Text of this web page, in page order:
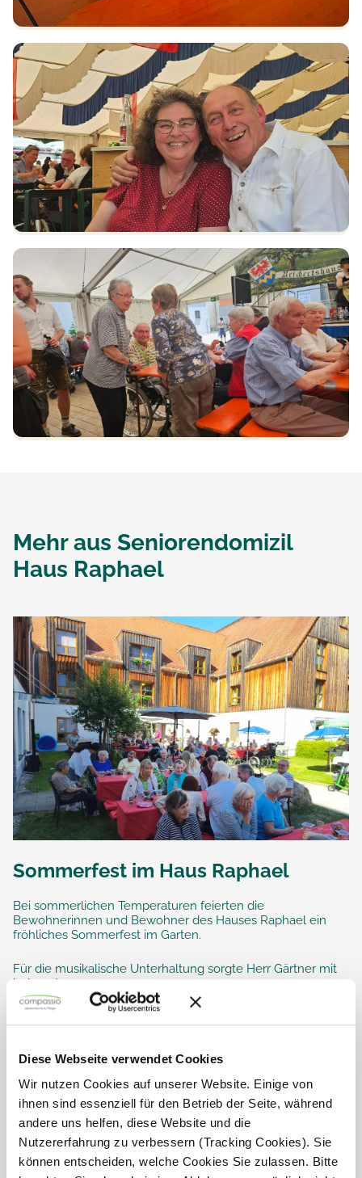
Diese Webseite verwendet Cookies
Wir nutzen Cookies auf unserer Website. Einige von
ihnen sind essenziell für den Betrieb der Seite, während
andere uns helfen, diese Website und die
Nutzererfahrung zu verbessern (Tracking Cookies). Sie
können entscheiden, welche Cookies Sie zulassen. Bitte
Mehr aus Seniorendomizil
Haus Raphael
Sommerfest im Haus Raphael
Bei sommerlichen Temperaturen feierten die
Bewohnerinnen und Bewohner des Hauses Raphael ein
fröhliches Sommerfest im Garten.
Für die musikalische Unterhaltung sorgte Herr Gärtner mit
bekannten...